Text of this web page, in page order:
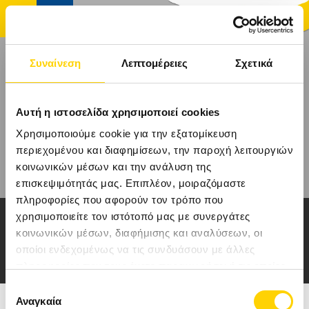
Συναίνεση Λεπτομέρειες Σχετικά
Αυτή η ιστοσελίδα χρησιμοποιεί cookies
Χρησιμοποιούμε cookie για την εξατομίκευση
περιεχομένου και διαφημίσεων, την παροχή λειτουργιών
κοινωνικών μέσων και την ανάλυση της
επισκεψιμότητάς μας. Επιπλέον, μοιραζόμαστε
πληροφορίες που αφορούν τον τρόπο που
χρησιμοποιείτε τον ιστότοπό μας με συνεργάτες
κοινωνικών μέσων, διαφήμισης και αναλύσεων, οι
οποίοι ενδεχομένως να τις συνδυάσουν με άλλες
των υπηρεσιών τους.
Επιλογή
συγκατάθεσης
Αναγκαία
ΤΑΞΊΔΙΑ
ΑΚΤΟΠΛΟΪΚΆ ΕΙΣΙΤΉΡΙΑ
ΚΡΟΥΑΖΙΕΡΕΣ
ΞΕΝΟΔΟΧΕΊΑ
ΠΡΟΟΡΙΣΜΟΊ
ΤΑΞΙΔΙΑ & ΕΚΔΡΟΜΕΣ
ΣΤΟ ΕΞΩΤΕΡΙΚΟ